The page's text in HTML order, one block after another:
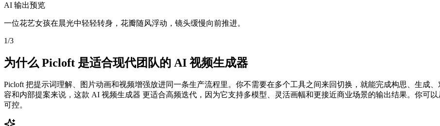
AI 输出预览
一位花艺女孩在晨光中轻轻转身，花瓣随风浮动，镜头缓慢向前推进。
1/3
为什么 Picloft 是适合现代团队的 AI 视频生成器
Picloft 把提示词理解、图片动画和视频增强放进同一条生产流程里。你不需要在多个工具之间来回切换，就能完成构思、生成
容和内部提案来说，这款 AI 视频生成器 更适合高频迭代，因为它支持多模型、灵活画幅和更接近商业场景的输出结果。你可
可控。